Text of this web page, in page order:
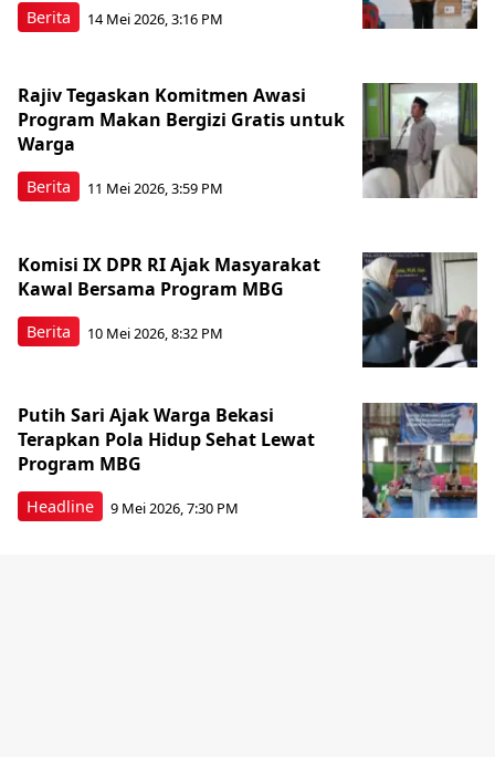
Berita 14 Mei 2026, 3:16 PM
Berita
Rajiv Tegaskan Komitmen Awasi
Program Makan Bergizi Gratis untuk
Warga
11 Mei 2026, 3:59 PM
Berita
Komisi IX DPR RI Ajak Masyarakat
Kawal Bersama Program MBG
10 Mei 2026, 8:32 PM
Headline
Putih Sari Ajak Warga Bekasi
Terapkan Pola Hidup Sehat Lewat
Program MBG
9 Mei 2026, 7:30 PM